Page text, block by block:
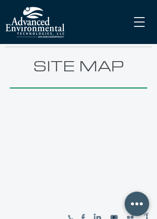
SITE MAP